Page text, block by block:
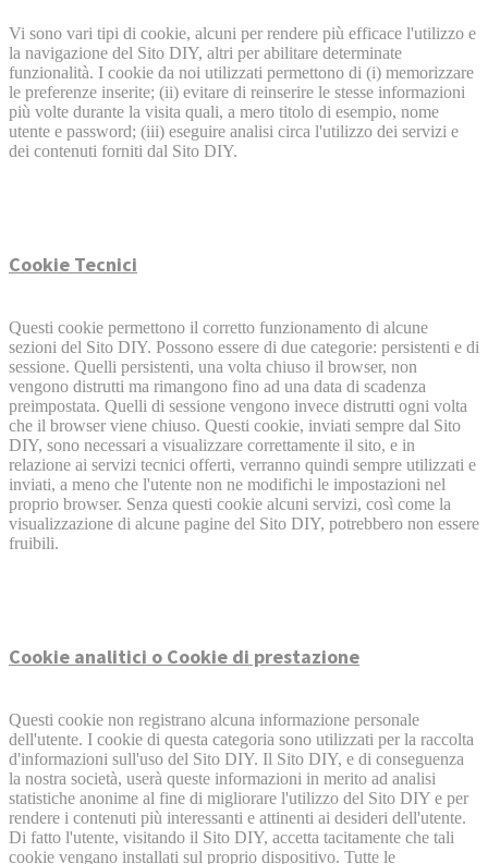
Vi sono vari tipi di cookie, alcuni per rendere più efficace l'utilizzo e
la navigazione del Sito DIY, altri per abilitare determinate
funzionalità. I cookie da noi utilizzati permettono di (i) memorizzare
le preferenze inserite; (ii) evitare di reinserire le stesse informazioni
più volte durante la visita quali, a mero titolo di esempio, nome
utente e password; (iii) eseguire analisi circa l'utilizzo dei servizi e
dei contenuti forniti dal Sito DIY.
Cookie Tecnici
Questi cookie permettono il corretto funzionamento di alcune
sezioni del Sito DIY. Possono essere di due categorie: persistenti e di
sessione. Quelli persistenti, una volta chiuso il browser, non
vengono distrutti ma rimangono fino ad una data di scadenza
preimpostata. Quelli di sessione vengono invece distrutti ogni volta
che il browser viene chiuso. Questi cookie, inviati sempre dal Sito
DIY, sono necessari a visualizzare correttamente il sito, e in
relazione ai servizi tecnici offerti, verranno quindi sempre utilizzati e
inviati, a meno che l'utente non ne modifichi le impostazioni nel
proprio browser. Senza questi cookie alcuni servizi, così come la
visualizzazione di alcune pagine del Sito DIY, potrebbero non essere
fruibili.
Cookie analitici o Cookie di prestazione
Questi cookie non registrano alcuna informazione personale
dell'utente. I cookie di questa categoria sono utilizzati per la raccolta
d'informazioni sull'uso del Sito DIY. Il Sito DIY, e di conseguenza
la nostra società, userà queste informazioni in merito ad analisi
statistiche anonime al fine di migliorare l'utilizzo del Sito DIY e per
rendere i contenuti più interessanti e attinenti ai desideri dell'utente.
Di fatto l'utente, visitando il Sito DIY, accetta tacitamente che tali
cookie vengano installati sul proprio dispositivo. Tutte le